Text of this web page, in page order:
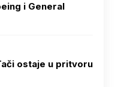
i General
ostaje u pritvoru